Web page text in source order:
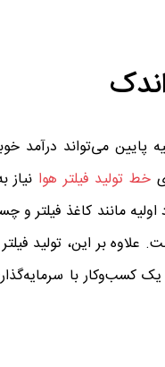
پایین می‌تواند درآمد
خط تولید فیلتر هوا نیاز
مانند کاغذ فیلتر
بر این، تولید
یک کسب‌وکار با